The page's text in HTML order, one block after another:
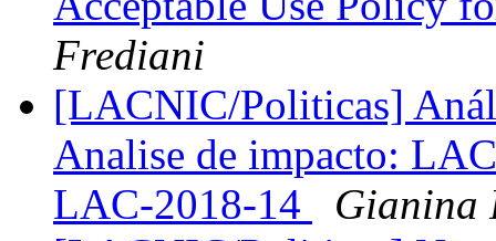
Frediani
[LACNIC/Politicas]
Analise de impacto:
LAC-2018-14
Gianina